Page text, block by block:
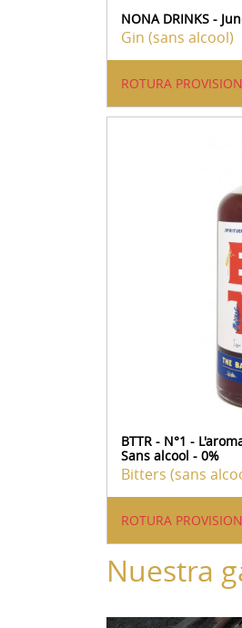
NONA DRINKS -
Gin (sans alcool)
ROTURA
BTTR - N°1 -
Sans alcool - 0%
Bitters (sans
ROTURA
Nuestra